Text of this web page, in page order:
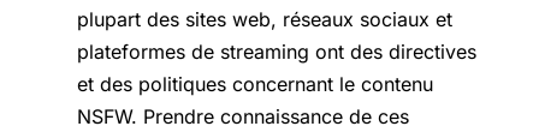
plupart des sites web, réseaux sociaux et
plateformes de streaming ont des directives
et des politiques concernant le contenu
NSFW. Prendre connaissance de ces